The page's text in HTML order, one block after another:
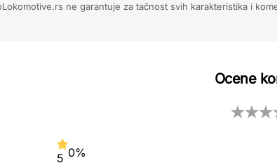
ne garantuje za tačnost svih karakteristika i
Ocene
5 0%